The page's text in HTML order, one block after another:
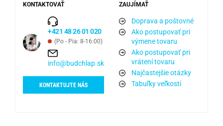
KONTAKTOVAŤ
+421 48 26 01 020
(Po - Pia: 8-16:00)
info@budchlap.sk
KONTAKTUJTE NÁS
ZAUJÍMAŤ
Doprava a poštovné
Ako postupovať pri
výmene tovaru
Ako postupovať pri
vrátení tovaru
Najčastejšie otázky
Tabuľky veľkostí